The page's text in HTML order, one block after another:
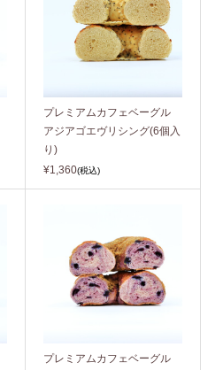
プレミアムカフェベーグル
アジアゴエヴリシング(6個入
り)
¥1,360(税込)
プレミアムカフェベーグル